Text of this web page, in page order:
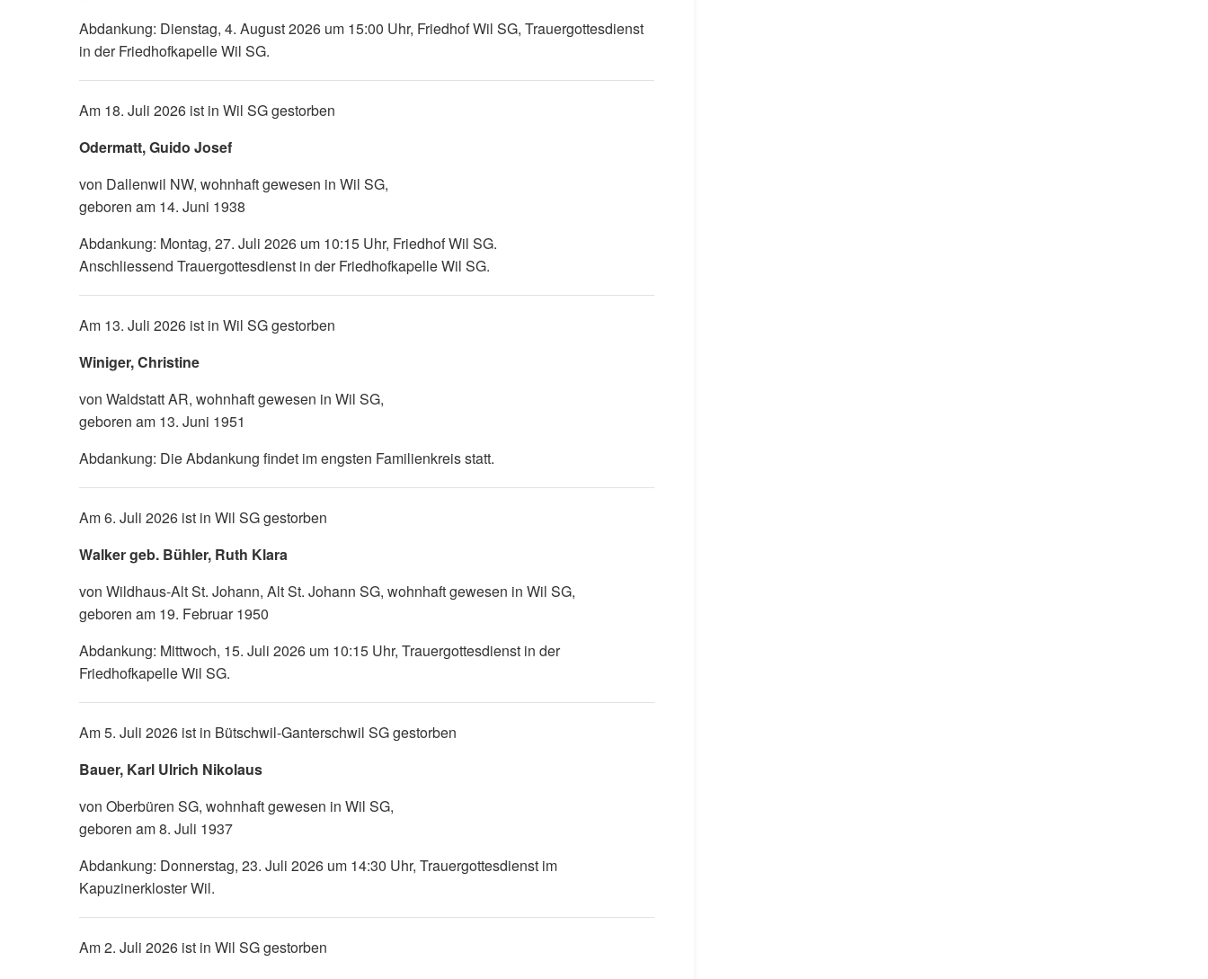
Abdankung: Dienstag, 4. August 2026 um 15:00 Uhr, Friedhof Wil SG, Trauergottesdienst
in der Friedhofkapelle Wil SG.
Am 18. Juli 2026 ist in Wil SG gestorben
Odermatt, Guido Josef
von Dallenwil NW, wohnhaft gewesen in Wil SG,
geboren am 14. Juni 1938
Abdankung: Montag, 27. Juli 2026 um 10:15 Uhr, Friedhof Wil SG.
Anschliessend Trauergottesdienst in der Friedhofkapelle Wil SG.
Am 13. Juli 2026 ist in Wil SG gestorben
Winiger, Christine
von Waldstatt AR, wohnhaft gewesen in Wil SG,
geboren am 13. Juni 1951
Abdankung: Die Abdankung findet im engsten Familienkreis statt.
Am 6. Juli 2026 ist in Wil SG gestorben
Walker geb. Bühler, Ruth Klara
von Wildhaus-Alt St. Johann, Alt St. Johann SG, wohnhaft gewesen in Wil SG,
geboren am 19. Februar 1950
Abdankung: Mittwoch, 15. Juli 2026 um 10:15 Uhr, Trauergottesdienst in der
Friedhofkapelle Wil SG.
Am 5. Juli 2026 ist in Bütschwil-Ganterschwil SG gestorben
Bauer, Karl Ulrich Nikolaus
von Oberbüren SG, wohnhaft gewesen in Wil SG,
geboren am 8. Juli 1937
Abdankung: Donnerstag, 23. Juli 2026 um 14:30 Uhr, Trauergottesdienst im
Kapuzinerkloster Wil.
Am 2. Juli 2026 ist in Wil SG gestorben